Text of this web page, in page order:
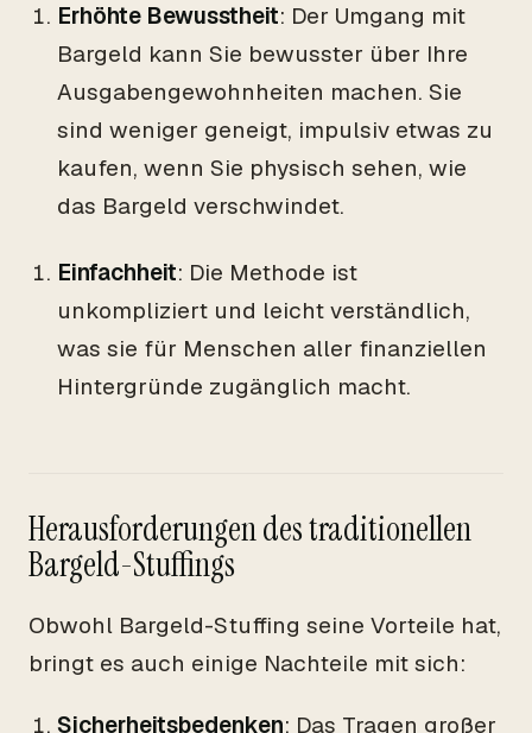
Erhöhte Bewusstheit: Der Umgang mit
Bargeld kann Sie bewusster über Ihre
Ausgabengewohnheiten machen. Sie
sind weniger geneigt, impulsiv etwas zu
kaufen, wenn Sie physisch sehen, wie
das Bargeld verschwindet.
Einfachheit: Die Methode ist
unkompliziert und leicht verständlich,
was sie für Menschen aller finanziellen
Hintergründe zugänglich macht.
Herausforderungen des traditionellen
Bargeld-Stuffings
Obwohl Bargeld-Stuffing seine Vorteile hat,
bringt es auch einige Nachteile mit sich:
Sicherheitsbedenken: Das Tragen großer